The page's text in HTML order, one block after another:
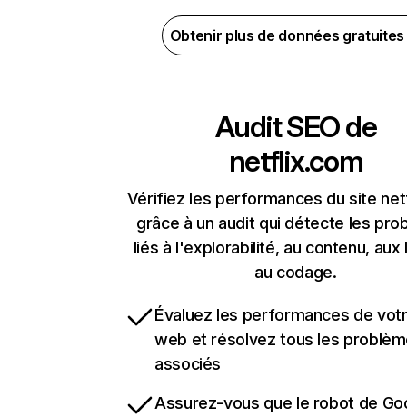
Obtenir plus de données
Audit SEO de
netflix.com
Vérifiez les performances du site
grâce à un audit qui détecte les
liés à l'explorabilité, au contenu, aux
au codage.
Évaluez les performances de
web et résolvez tous les
associés
Assurez-vous que le robot de